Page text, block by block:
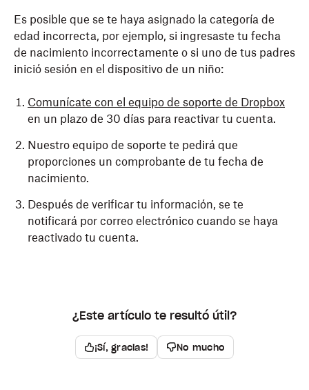
Es posible que se te haya asignado la categoría de
edad incorrecta, por ejemplo, si ingresaste tu fecha
de nacimiento incorrectamente o si uno de tus padres
inició sesión en el dispositivo de un niño:
Comunícate con el equipo de soporte de Dropbox
en un plazo de 30 días para reactivar tu cuenta.
Nuestro equipo de soporte te pedirá que
proporciones un comprobante de tu fecha de
nacimiento.
Después de verificar tu información, se te
notificará por correo electrónico cuando se haya
reactivado tu cuenta.
¿Este artículo te resultó útil?
¡Sí, gracias! No mucho